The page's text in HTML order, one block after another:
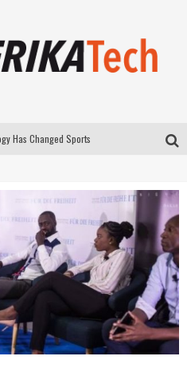
La Révolution Silencieuse : Quand Les Entrepreneurs Africains Décident de ne Plus se Taire
New to online sports betting? Consider These Tips to Play Your First Online Sports Betting Successfully